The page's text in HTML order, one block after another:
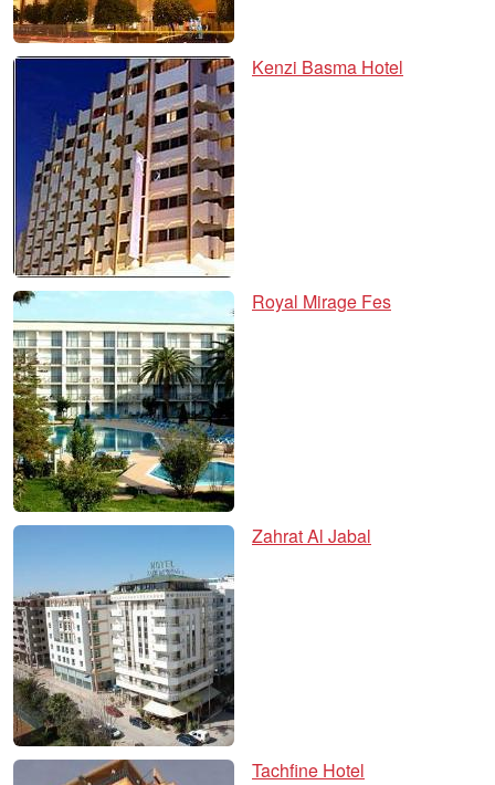
Kenzi Basma Hotel
Royal Mirage Fes
Zahrat Al Jabal
Tachfine Hotel